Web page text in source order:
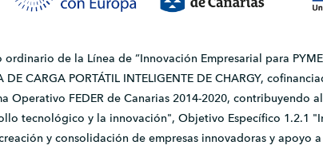
de la Línea de “Innovación Empresarial para
CARGA PORTÁTIL INTELIGENTE DE CHARGY,
Operativo FEDER de Canarias 2014-2020,
tecnológico y la innovación", Objetivo Específico 1.2.1
y consolidación de empresas innovadoras y apoyo